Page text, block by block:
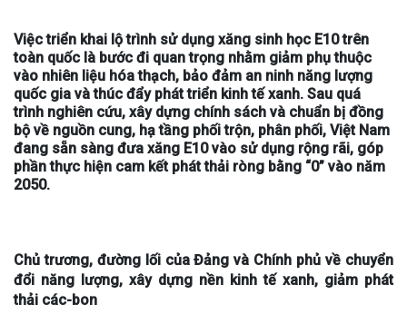
Việc triển khai lộ trình sử dụng xăng sinh học E10 trên
toàn quốc là bước đi quan trọng nhằm giảm phụ thuộc
vào nhiên liệu hóa thạch, bảo đảm an ninh năng lượng
quốc gia và thúc đẩy phát triển kinh tế xanh. Sau quá
trình nghiên cứu, xây dựng chính sách và chuẩn bị đồng
bộ về nguồn cung, hạ tầng phối trộn, phân phối, Việt Nam
đang sẵn sàng đưa xăng E10 vào sử dụng rộng rãi, góp
phần thực hiện cam kết phát thải ròng bằng “0” vào năm
2050.
Chủ trương, đường lối của Đảng và Chính phủ về chuyển
đổi năng lượng, xây dựng nền kinh tế xanh, giảm phát
thải các-bon